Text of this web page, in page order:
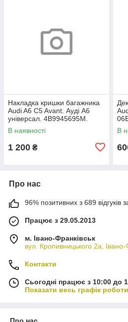
Накладка кришки багажника
Audi A6 C5 Avant. Ауді А6
універсал. 4B9945695M.
В наявності
1 200 ₴
В
Про нас
96% позитивних з 689 відгуків
Працює з 29.05.2013
м. Івано-Франківськ
вул. Кропивницького 2а, Івано-
Контакти
Сьогодні працює з 10:00 до
Показати весь графік роботи